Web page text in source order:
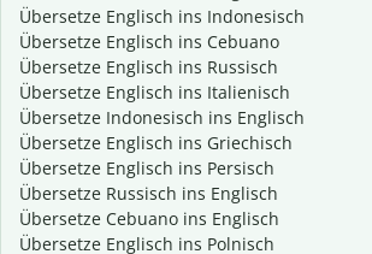
Übersetze Englisch ins Indonesisch
Übersetze Englisch ins Cebuano
Übersetze Englisch ins Russisch
Übersetze Englisch ins Italienisch
Übersetze Indonesisch ins Englisch
Übersetze Englisch ins Griechisch
Übersetze Englisch ins Persisch
Übersetze Russisch ins Englisch
Übersetze Cebuano ins Englisch
Übersetze Englisch ins Polnisch